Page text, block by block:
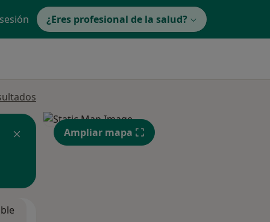
¿Eres profesional de la salud?
Ampliar mapa